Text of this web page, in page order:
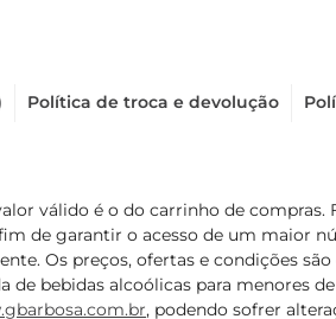
Política de troca e devolução
válido é o do carrinho de
de garantir o acesso de um maior
Os preços, ofertas e condições
bebidas alcoólicas para menores
, podendo sofrer